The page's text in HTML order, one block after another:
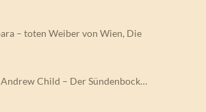
– toten Weiber von Wien, Die
Child – Der Sündenbock…